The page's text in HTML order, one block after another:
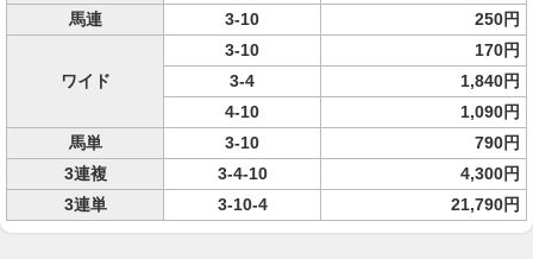
馬連
3-10 250円
ワイド
3-10
170円
3-4
1,840円
4-10
1,090円
馬単
3-10
790円
3連複
3-4-10
4,300円
3連単
3-10-4 21,790円